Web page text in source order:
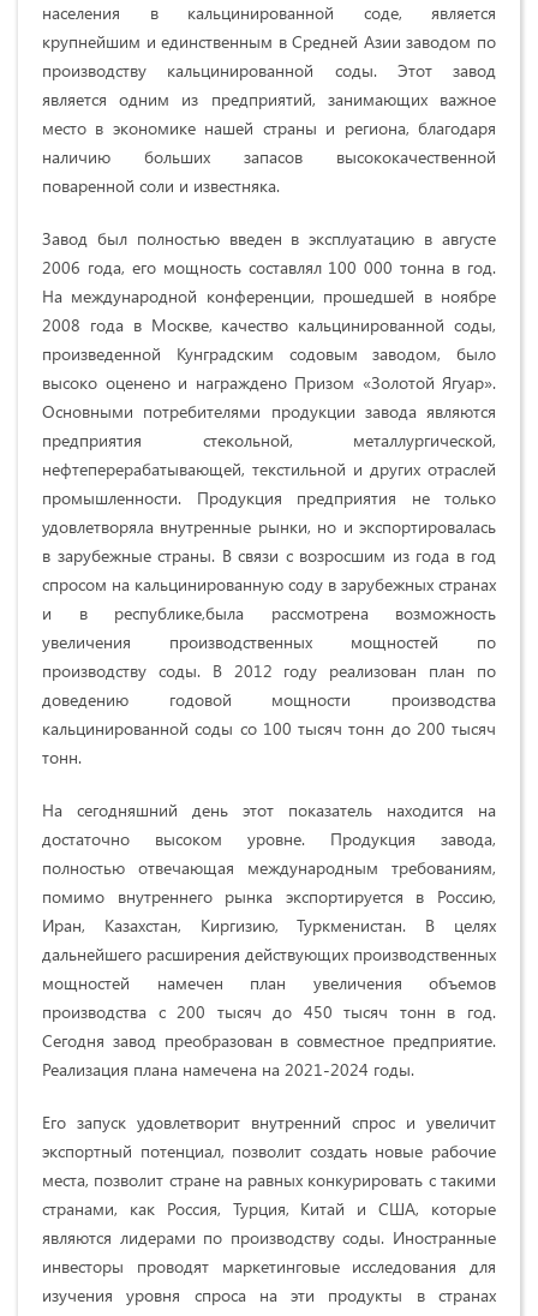
населения в кальцинированной соде, является
крупнейшим и единственным в Средней Азии заводом по
производству кальцинированной соды. Этот завод
является одним из предприятий, занимающих важное
место в экономике нашей страны и региона, благодаря
наличию больших запасов высококачественной
поваренной соли и известняка.
Завод был полностью введен в эксплуатацию в августе
2006 года, его мощность составлял 100 000 тонна в год.
На международной конференции, прошедшей в ноябре
2008 года в Москве, качество кальцинированной соды,
произведенной Кунградским содовым заводом, было
высоко оценено и награждено Призом «Золотой Ягуар».
Основными потребителями продукции завода являются
предприятия стекольной, металлургической,
нефтеперерабатывающей, текстильной и других отраслей
промышленности. Продукция предприятия не только
удовлетворяла внутренные рынки, но и экспортировалась
в зарубежные страны. В связи с возросшим из года в год
спросом на кальцинированную соду в зарубежных странах
и в республике,была рассмотрена возможность
увеличения производственных мощностей по
производству соды. В 2012 году реализован план по
доведению годовой мощности производства
кальцинированной соды со 100 тысяч тонн до 200 тысяч
тонн.
На сегодняшний день этот показатель находится на
достаточно высоком уровне. Продукция завода,
полностью отвечающая международным требованиям,
помимо внутреннего рынка экспортируется в Россию,
Иран, Казахстан, Киргизию, Туркменистан. В целях
дальнейшего расширения действующих производственных
мощностей намечен план увеличения объемов
производства с 200 тысяч до 450 тысяч тонн в год.
Сегодня завод преобразован в совместное предприятие.
Реализация плана намечена на 2021-2024 годы.
Его запуск удовлетворит внутренний спрос и увеличит
экспортный потенциал, позволит создать новые рабочие
места, позволит стране на равных конкурировать с такими
странами, как Россия, Турция, Китай и США, которые
являются лидерами по производству соды. Иностранные
инвесторы проводят маркетинговые исследования для
изучения уровня спроса на эти продукты в странах